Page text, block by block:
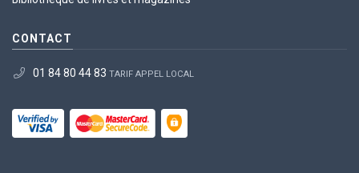
CONTACT
01 84 80 44 83 TARIF APPEL LOCAL